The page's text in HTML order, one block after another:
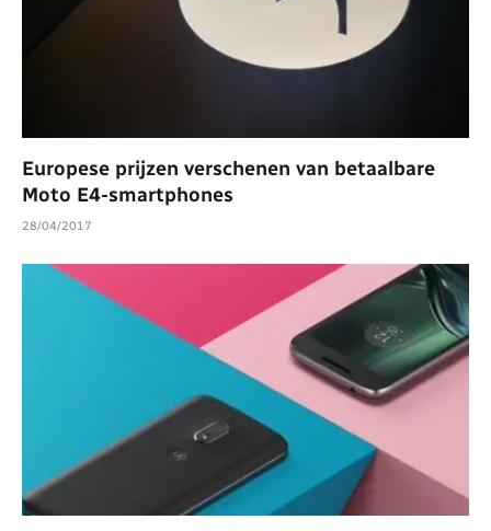
Europese prijzen verschenen van betaalbare
Moto E4-smartphones
28/04/2017